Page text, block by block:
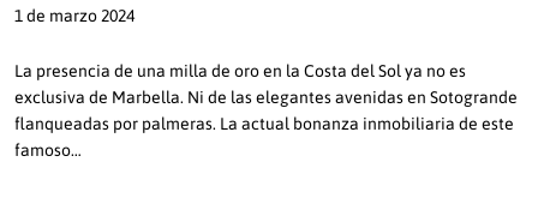
1 de marzo 2024
La presencia de una milla de oro en la Costa del Sol ya no es
exclusiva de Marbella. Ni de las elegantes avenidas en Sotogrande
flanqueadas por palmeras. La actual bonanza inmobiliaria de este
famoso…